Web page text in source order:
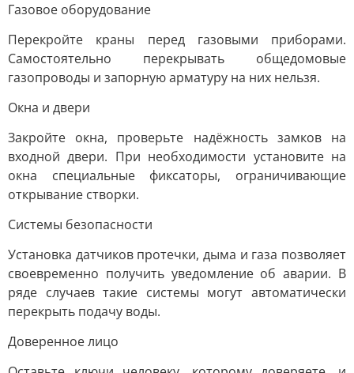
Газовое оборудование
Перекройте краны перед газовыми приборами.
Самостоятельно перекрывать общедомовые
газопроводы и запорную арматуру на них нельзя.
Окна и двери
Закройте окна, проверьте надёжность замков на
входной двери. При необходимости установите на
окна специальные фиксаторы, ограничивающие
открывание створки.
Системы безопасности
Установка датчиков протечки, дыма и газа позволяет
своевременно получить уведомление об аварии. В
ряде случаев такие системы могут автоматически
перекрыть подачу воды.
Доверенное лицо